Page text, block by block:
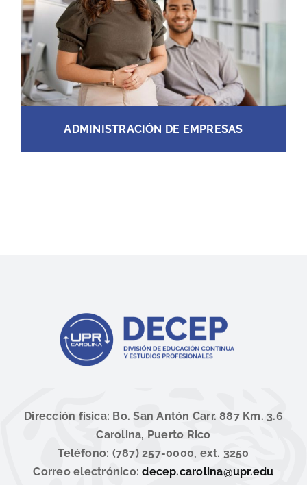
ADMINISTRACIÓN DE EMPRESAS
Dirección física: Bo. San Antón Carr. 887 Km. 3.6
Carolina, Puerto Rico
Teléfono: (787) 257-0000, ext. 3250
Correo electrónico:decep.carolina@upr.edu